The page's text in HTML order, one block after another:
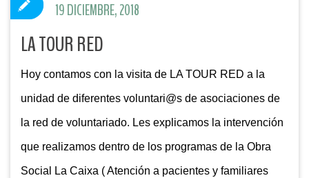
LA TOUR RED
Hoy contamos con la visita de LA TOUR RED a la
unidad de diferentes voluntari@s de asociaciones de
la red de voluntariado. Les explicamos la intervención
que realizamos dentro de los programas de la Obra
Social La Caixa ( Atención a pacientes y familiares
19 DICIEMBRE, 2018